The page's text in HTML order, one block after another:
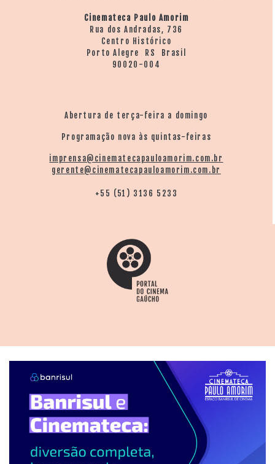
Cinemateca Paulo Amorim
Rua dos Andradas, 736
Centro Histórico
Porto Alegre RS Brasil
90020-004
Abertura de terça-feira a domingo
Programação nova às quintas-feiras
imprensa@cinematecapauloamorim.com.br
gerente@cinematecapauloamorim.com.br
+55 (51) 3136 5233